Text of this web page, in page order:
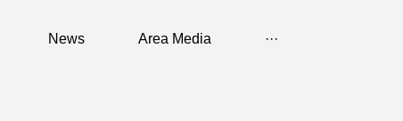
News Area Media ···